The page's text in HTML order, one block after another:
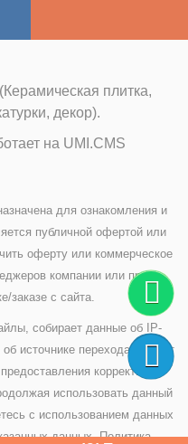
плитка,
декор).
на UMI.CMS
для ознакомления и
публичной офертой или
оферту или коммерческое
компании или при
заказе с сайта.
собирает данные об IP-
источнике перехода на сайт
корректной
использовать данный
с использованием данных
данных.Политика